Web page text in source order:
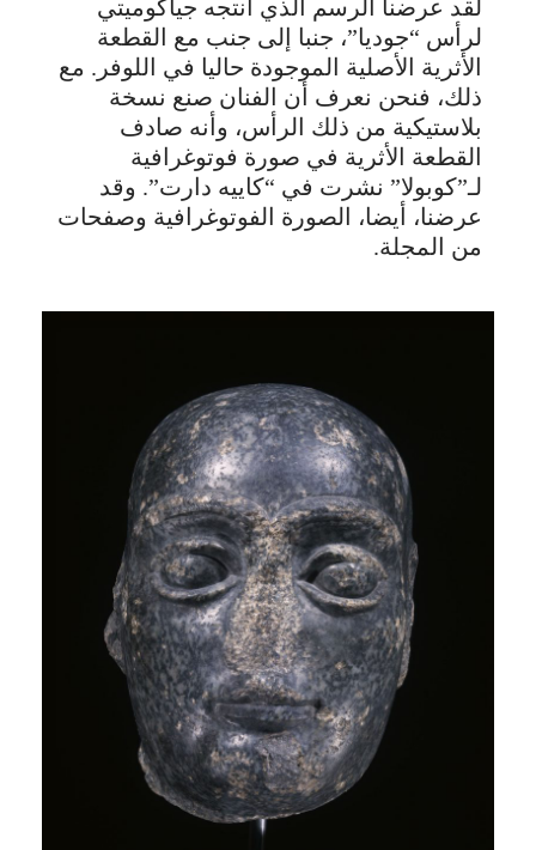
لقد عرضنا الرسم الذي أنتجه جياكوميتي
لرأس “جوديا”، جنبا إلى جنب مع القطعة
الأثرية الأصلية الموجودة حاليا في اللوفر. مع
ذلك، فنحن نعرف أن الفنان صنع نسخة
بلاستيكية من ذلك الرأس، وأنه صادف
القطعة الأثرية في صورة فوتوغرافية
لـ”كوبولا” نشرت في “كاييه دارت”. وقد
عرضنا، أيضا، الصورة الفوتوغرافية وصفحات
من المجلة.